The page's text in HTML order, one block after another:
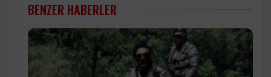
BENZER HABERLER